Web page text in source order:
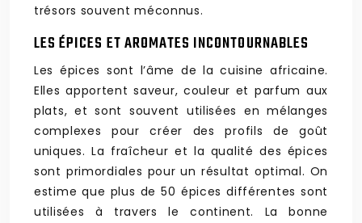
trésors souvent méconnus.
LES ÉPICES ET AROMATES INCONTOURNABLES
Les épices sont l’âme de la cuisine africaine.
Elles apportent saveur, couleur et parfum aux
plats, et sont souvent utilisées en mélanges
complexes pour créer des profils de goût
uniques. La fraîcheur et la qualité des épices
sont primordiales pour un résultat optimal. On
estime que plus de 50 épices différentes sont
utilisées à travers le continent. La bonne